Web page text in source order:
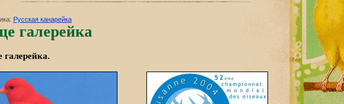
Русская канарейка
галерейка
галерейка.